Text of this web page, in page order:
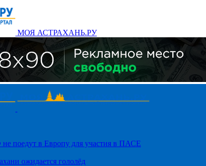
МОЯ АСТРАХАНЬ.РУ
поедут в Европу для участия в ПАСЕ
ожидается гололёд